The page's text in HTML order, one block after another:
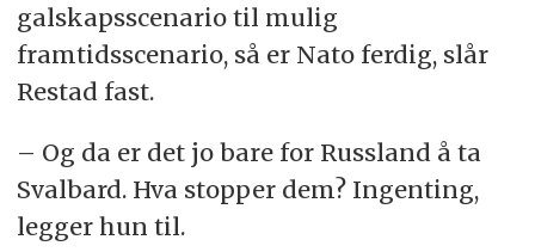
galskapsscenario til mulig
framtidsscenario, så er Nato ferdig, slår
Restad fast.
– Og da er det jo bare for Russland å ta
Svalbard. Hva stopper dem? Ingenting,
legger hun til.